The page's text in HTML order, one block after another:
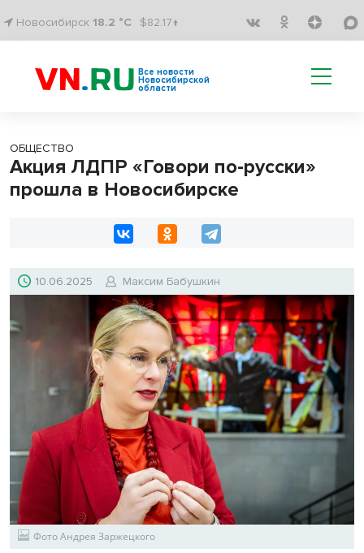
Новосибирск 18.2 °C $82.17↑
Все новости
Новосибирской
области
ОБЩЕСТВО
Акция ЛДПР «Говори по-русски»
прошла в Новосибирске
10.06.2025 Максим Бабушкин
Фото Андрея Заржецкого